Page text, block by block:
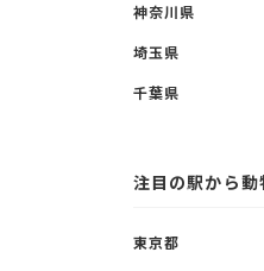
神奈川県
埼玉県
千葉県
注目の駅から動
東京都